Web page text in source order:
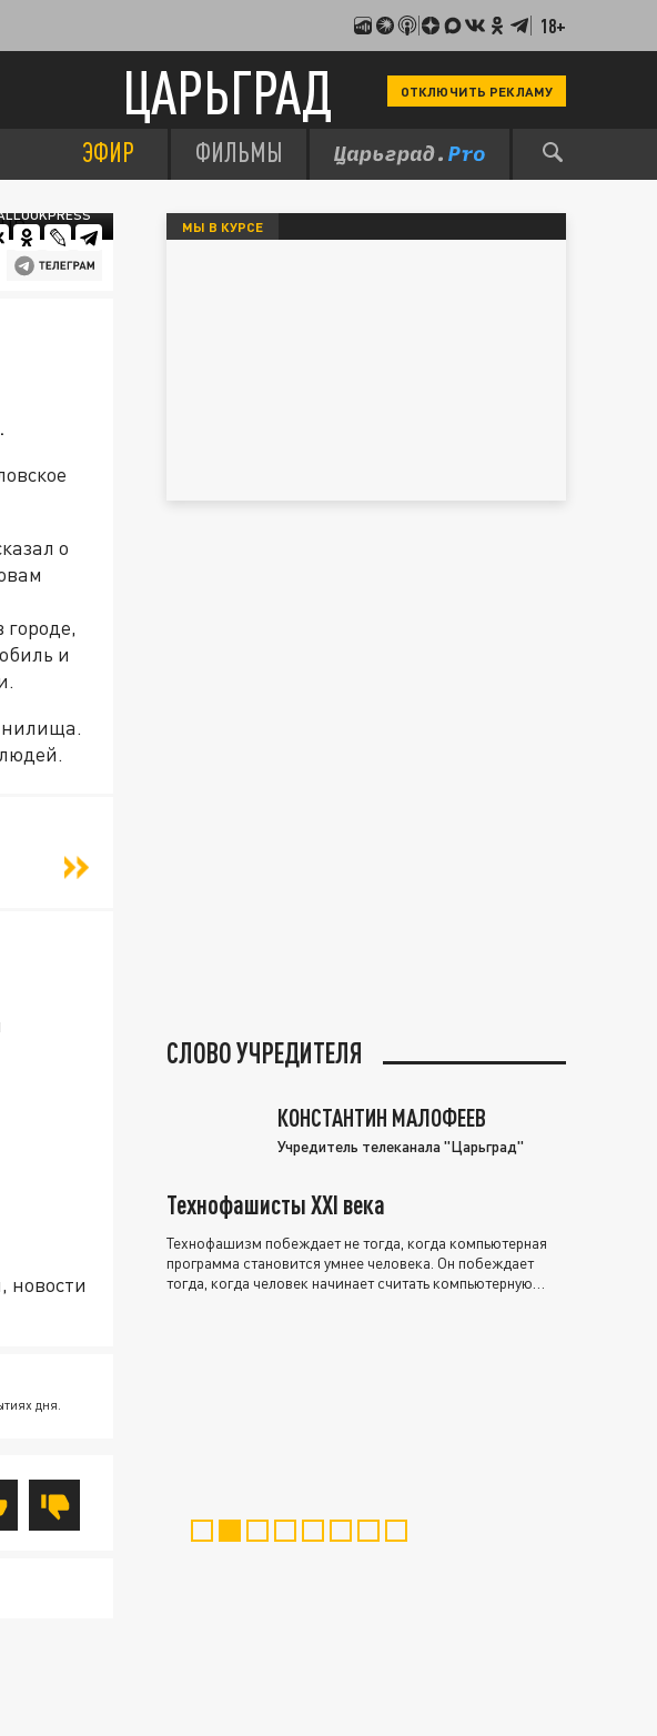
18+
ЦАРЬГРАД ОТКЛЮЧИТЬ РЕКЛАМУ
ЭФИР ФИЛЬМЫ
о
и
новости
дня.
МЫ В КУРСЕ
СЛОВО УЧРЕДИТЕЛЯ
КОНСТАНТИН МАЛОФЕЕВ
Учредитель телеканала "Царьград"
Технофашисты XXI века
Технофашизм побеждает не тогда, когда компьютерная
программа становится умнее человека. Он побеждает
тогда, когда человек начинает считать компьютерную